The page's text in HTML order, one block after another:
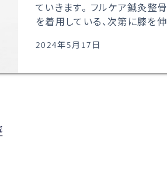
ていきます。 フルケア鍼灸整
を着用している、次第に膝を
2024年5月17日